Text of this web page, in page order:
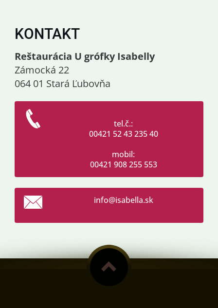
KONTAKT
Reštaurácia U grófky Isabelly
Zámocká 22
064 01 Stará Ľubovňa
tel.č.:
00421 52 43 235 40
mobil:
00421 908 255 553
info@isabella.sk